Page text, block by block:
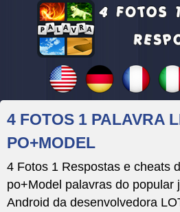
4 FOTOS 1 PALAVRA
PO+MODEL
4 Fotos 1 Respostas e cheats
po+Model palavras do popular
Android da desenvolvedora